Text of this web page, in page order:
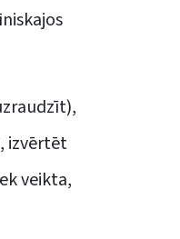
izvērtēt
veikta,